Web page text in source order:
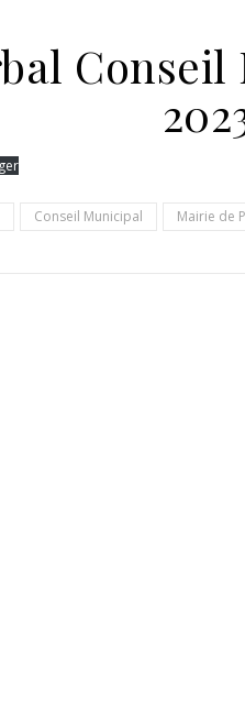
Conseil Municipal Mairie de